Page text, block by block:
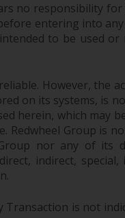
auf die auf der
werden nur
einschließlich der
Ausgaben. Der
Informationen zu
jedoch nicht
Ländern verteilt,
Verteilung gegen
no responsibility
entering into
to be used
However, the
on its systems, is
herein, which may
Group is
nor any of its
indirect, special,
is not